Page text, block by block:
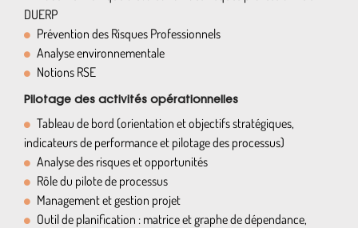
DUERP
Prévention des Risques Professionnels
Analyse environnementale
Notions RSE
Pilotage des activités opérationnelles
Tableau de bord (orientation et objectifs stratégiques,
indicateurs de performance et pilotage des processus)
Analyse des risques et opportunités
Rôle du pilote de processus
Management et gestion projet
Outil de planification : matrice et graphe de dépendance,